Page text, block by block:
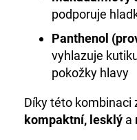
podporuje
Panthenol
vyhlazuje
pokožky hlavy
Díky této kombinaci
kompaktní, lesklý a